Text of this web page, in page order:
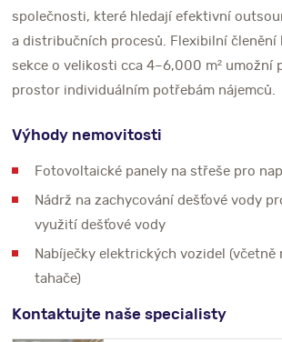
společnosti, které hledají efektivní
a distribučních procesů. Flexibilní členění
sekce o velikosti cca 4–6,000 m² umožní
prostor individuálním potřebám nájemců.
Výhody nemovitosti
Fotovoltaické panely na střeše pro
Nádrž na zachycování dešťové vody
využití dešťové vody
Nabíječky elektrických vozidel (včetně
tahače)
Kontaktujte naše specialisty